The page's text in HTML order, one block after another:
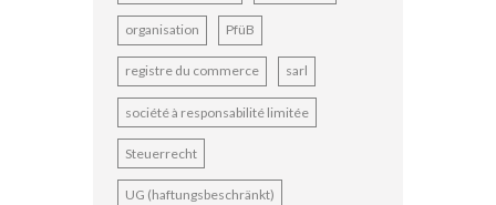
organisation PfüB
registre du commerce sarl
société à responsabilité limitée
Steuerrecht
UG (haftungsbeschränkt)